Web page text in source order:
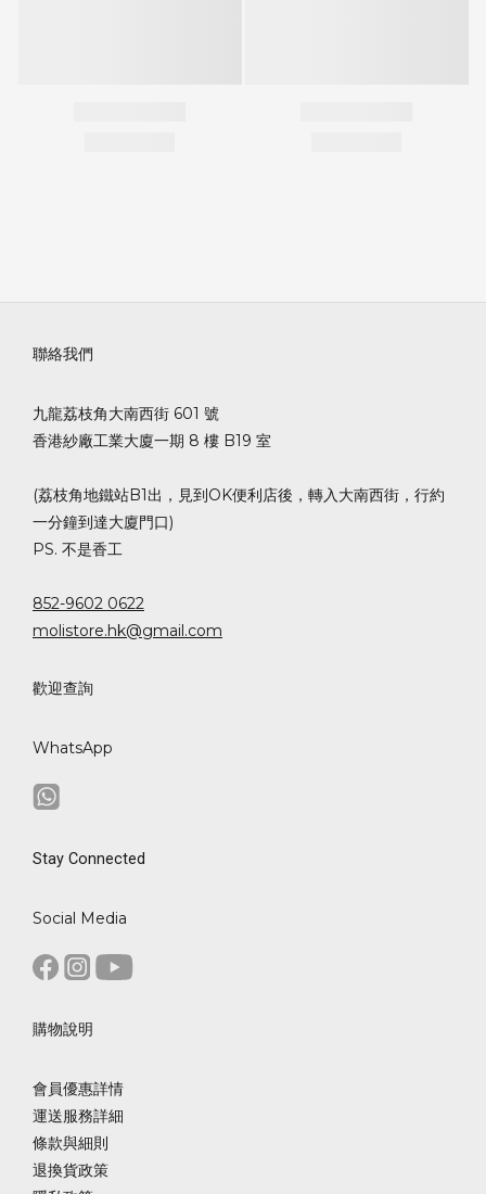
聯絡我們
九龍荔枝角大南西街 601 號
香港紗廠工業大廈一期 8 樓 B19 室
(荔枝角地鐵站B1出，見到OK便利店後，轉入大南西街，行約
一分鐘到達大廈門口)
PS. 不是香工
852-9602 0622
molistore.hk@gmail.com
歡迎查詢
WhatsApp
Stay Connected
Social Media
購物說明
會員優惠詳情
運送服務詳細
條款與細則
退換貨政策